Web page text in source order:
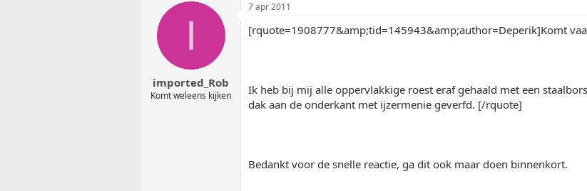
I
imported_Rob
Komt weleens kijken
7 apr 2011
[rquote=1908777&amp;tid=145943&amp;author=Deperik]Komt
Ik heb bij mij alle oppervlakkige roest eraf gehaald met een
dak aan de onderkant met ijzermenie geverfd. [/rquote]
Bedankt voor de snelle reactie, ga dit ook maar doen binnenkort.